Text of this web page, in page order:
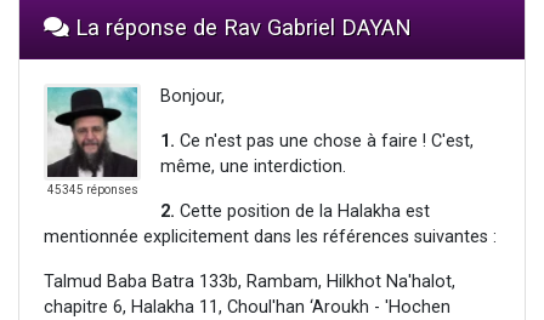
La réponse de Rav Gabriel DAYAN
45345 réponses
Bonjour,
1. Ce n'est pas une chose à faire ! C'est,
même, une interdiction.
2. Cette position de la Halakha est
mentionnée explicitement dans les références suivantes :
Talmud Baba Batra 133b, Rambam, Hilkhot Na'halot,
chapitre 6, Halakha 11, Choul'han ‘Aroukh - 'Hochen